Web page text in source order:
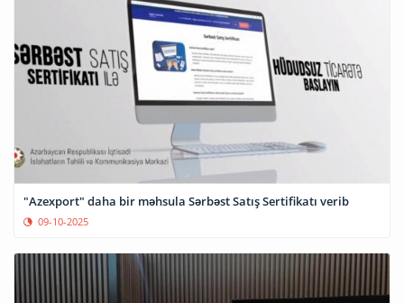
"Azexport" daha bir məhsula Sərbəst Satış Sertifikatı verib
09-10-2025